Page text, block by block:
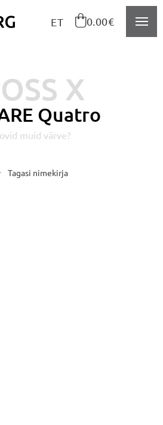
ET 0.00€
X
Quatro
muid värve?
Tagasi nimekirja